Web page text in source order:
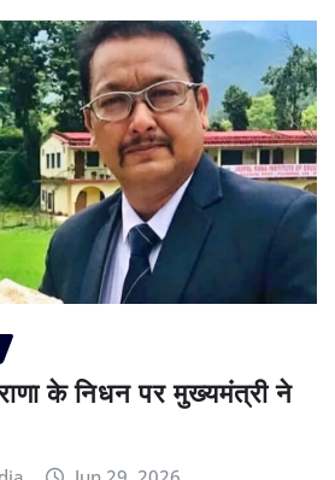
राणा के निधन पर मुख्यमंत्री ने